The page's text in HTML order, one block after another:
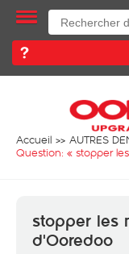
Accueil
AUTRES
Question: « stopper
stopper les
d'Ooredoo